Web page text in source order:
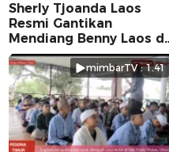
Sherly Tjoanda Laos
Resmi Gantikan
Mendiang Benny Laos di
Pilkada 2024
mimbarTV : 1.41